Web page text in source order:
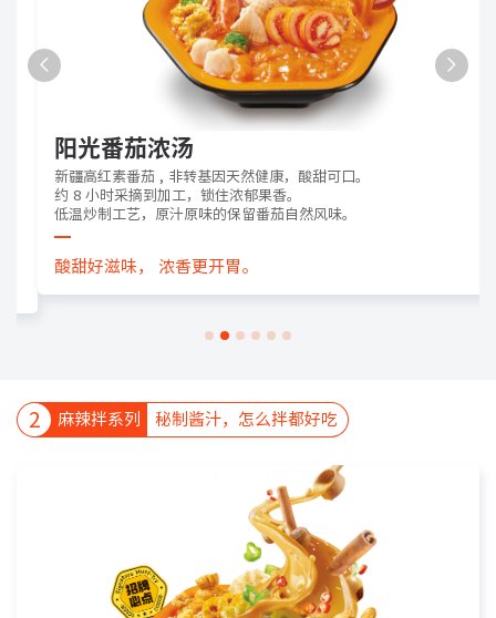
阳光番茄浓汤
新疆高红素番茄 , 非转基因天然健康，酸甜可口。
约 8 小时采摘到加工，锁住浓郁果香。
低温炒制工艺，原汁原味的保留番茄自然风味。
酸甜好滋味，浓香更开胃。
2 麻辣拌系列 秘制酱汁，怎么拌都好吃